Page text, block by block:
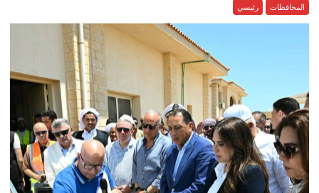
المحافظات رئيسي